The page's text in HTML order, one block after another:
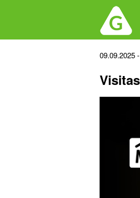
Back
top
09.09.2025